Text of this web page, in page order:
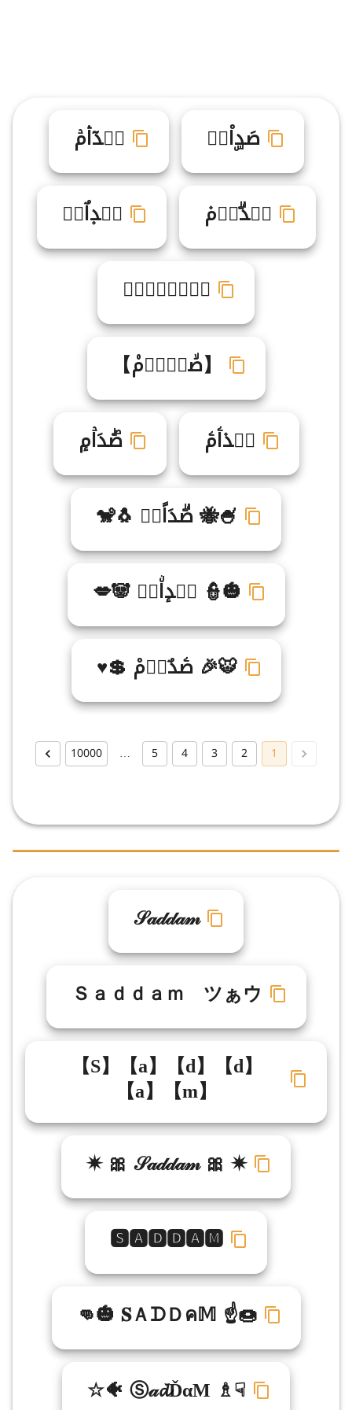
صَدۣاْم۬ صࣶدٓاۛمۡ
صࣻدۗاࣺم۫ صࣷد۪اٌمࣽ
ص۬دࣼاࣾمࣹ
【 صۙدࣷاࣻم۠】
صࣽد۫اۧمۧ صۖدَاۡمٕ
🍧🐝 صۗدَاًمࣷ 🐧🐒
🎃👮 صࣽدٕاۨمࣶ 🐼💋
🐯🎉 صۧدٌاࣸمْ 💲♥
1
2
3
4
5
…
10000
𝒮𝒶𝒹𝒹𝒶𝓂
Ｓａｄｄａｍ ツぁウ
【S】【a】【d】【d】
【a】【m】
✷ 🎀 𝒮𝒶𝒹𝒹𝒶𝓂 🎀 ✷
🆂🅰🅳🅳🅰🅼
👊🎃 𝐒ＡᗪＤค𝕄 ☝🍩
☆🐠 Ⓢ𝒶𝓭ĎαΜ ♗☟